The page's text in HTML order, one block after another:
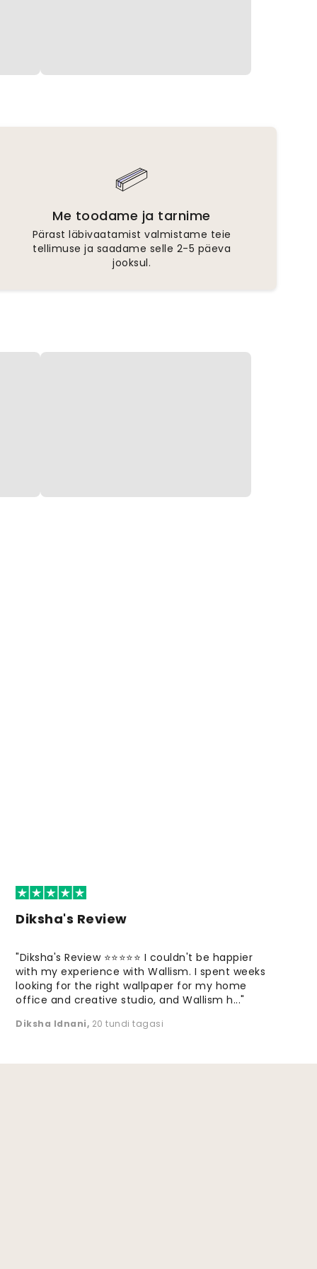
Me toodame ja tarnime
Pärast läbivaatamist valmistame teie
tellimuse ja saadame selle 2-5 päeva
jooksul.
Diksha's Review
"Diksha's Review ⭐⭐⭐⭐⭐ I couldn't be happier
with my experience with Wallism. I spent weeks
looking for the right wallpaper for my home
office and creative studio, and Wallism h..."
Diksha Idnani, 20 tundi tagasi